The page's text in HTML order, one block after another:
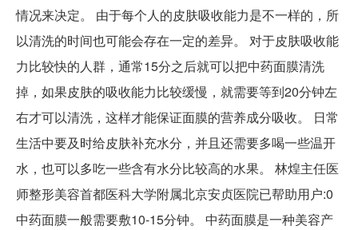
情况来决定。 由于每个人的皮肤吸收能力是不一样的，所
以清洗的时间也可能会存在一定的差异。 对于皮肤吸收能
力比较快的人群，通常15分之后就可以把中药面膜清洗
掉，如果皮肤的吸收能力比较缓慢，就需要等到20分钟左
右才可以清洗，这样才能保证面膜的营养成分吸收。 日常
生活中要及时给皮肤补充水分，并且还需要多喝一些温开
水，也可以多吃一些含有水分比较高的水果。 林煌主任医
师整形美容首都医科大学附属北京安贞医院已帮助用户:0
中药面膜一般需要敷10-15分钟。 中药面膜是一种美容产